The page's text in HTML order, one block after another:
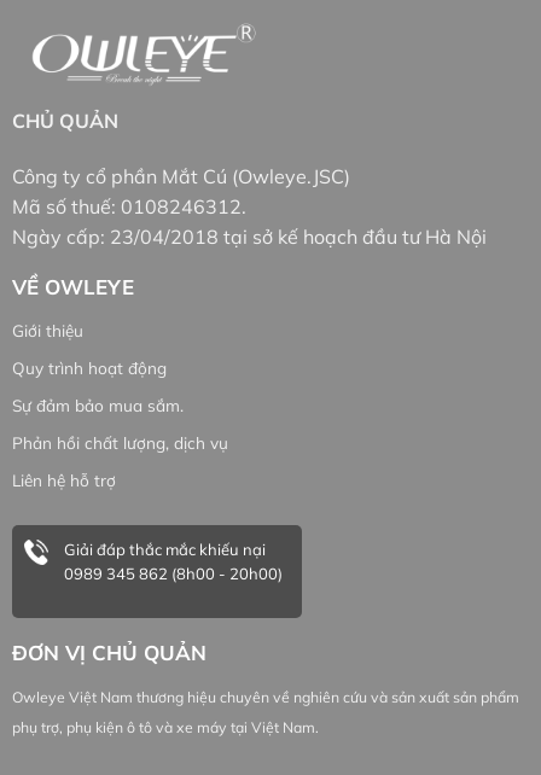
CHỦ QUẢN
Công ty cổ phần Mắt Cú (Owleye.JSC)
Mã số thuế: 0108246312.
Ngày cấp: 23/04/2018 tại sở kế hoạch đầu tư Hà Nội
VỀ OWLEYE
Giới thiệu
Quy trình hoạt động
Sự đảm bảo mua sắm.
Phản hồi chất lượng, dịch vụ
Liên hệ hỗ trợ
Giải đáp thắc mắc khiếu nại
0989 345 862 (8h00 - 20h00)
ĐƠN VỊ CHỦ QUẢN
Owleye Việt Nam thương hiệu chuyên về nghiên cứu và sản xuất sản phẩm
phụ trợ, phụ kiện ô tô và xe máy tại Việt Nam.